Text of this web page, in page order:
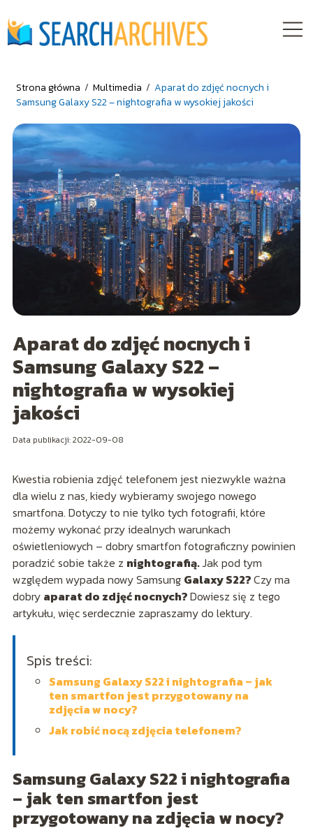
Strona główna / Multimedia / Aparat do zdjęć nocnych i
Samsung Galaxy S22 – nightografia w wysokiej jakości
Aparat do zdjęć nocnych i
Samsung Galaxy S22 –
nightografia w wysokiej
jakości
Data publikacji: 2022-09-08
Kwestia robienia zdjęć telefonem jest niezwykle ważna
dla wielu z nas, kiedy wybieramy swojego nowego
smartfona. Dotyczy to nie tylko tych fotografii, które
możemy wykonać przy idealnych warunkach
oświetleniowych – dobry smartfon fotograficzny powinien
poradzić sobie także z nightografią.Jak pod tym
względem wypada nowy Samsung Galaxy S22?Czy ma
dobry aparat do zdjęć nocnych?Dowiesz się z tego
artykułu, więc serdecznie zapraszamy do lektury.
Spis treści:
Samsung Galaxy S22 i nightografia – jak
ten smartfon jest przygotowany na
zdjęcia w nocy?
Jak robić nocą zdjęcia telefonem?
Samsung Galaxy S22 i nightografia
– jak ten smartfon jest
przygotowany na zdjęcia w nocy?